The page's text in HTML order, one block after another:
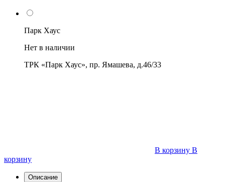
Парк Хаус
Нет в наличии
ТРК «Парк Хаус», пр. Ямашева, д.46/33
В корзину В
корзину
Описание